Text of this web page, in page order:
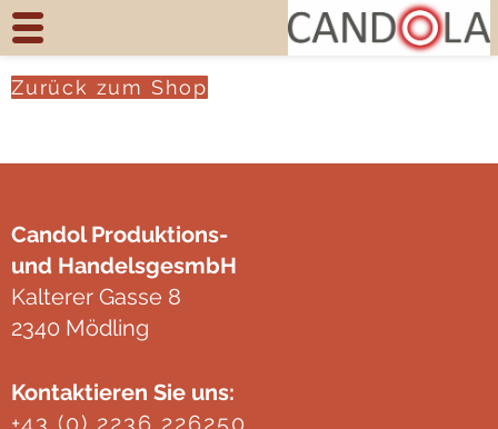
Zum
Inhalt
springen
Zurück zum Shop
Candol Produktions-
und HandelsgesmbH
Kalterer Gasse 8
2340 Mödling
Kontaktieren Sie uns: